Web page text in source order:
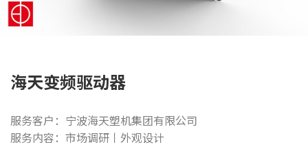
海天变频驱动器
服务客户：宁波海天塑机集团有限公司
服务内容：市场调研丨外观设计